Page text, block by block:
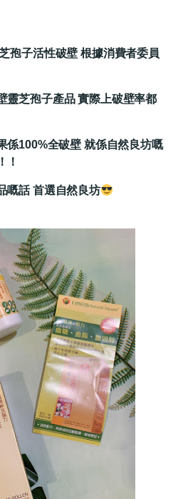
孢子活性破壁根據消費者委員
靈芝孢子產品實際上破壁率都
係100%全破壁 就係自然良坊嘅
！
嘅話 首選自然良坊